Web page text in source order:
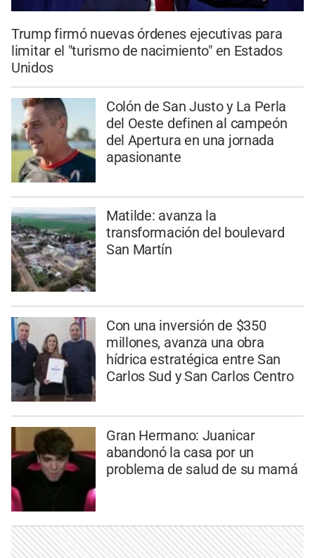
Trump firmó nuevas órdenes ejecutivas para
limitar el "turismo de nacimiento" en Estados
Unidos
Colón de San Justo y La Perla
del Oeste definen al campeón
del Apertura en una jornada
apasionante
Matilde: avanza la
transformación del boulevard
San Martín
Con una inversión de $350
millones, avanza una obra
hídrica estratégica entre San
Carlos Sud y San Carlos Centro
Gran Hermano: Juanicar
abandonó la casa por un
problema de salud de su mamá